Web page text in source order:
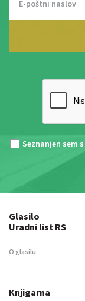
Seznanjen sem s
Glasilo
Uradni list RS
O glasilu
Knjigarna